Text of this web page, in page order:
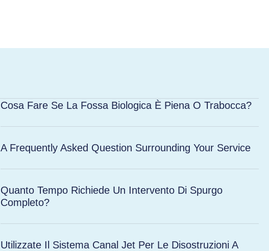
Cosa Fare Se La Fossa Biologica È Piena O Trabocca?
A Frequently Asked Question Surrounding Your Service
Quanto Tempo Richiede Un Intervento Di Spurgo
Completo?
Utilizzate Il Sistema Canal Jet Per Le Disostruzioni A